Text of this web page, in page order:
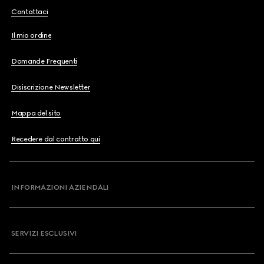
Contattaci
Il mio ordine
Domande Frequenti
Disiscrizione Newsletter
Mappa del sito
Recedere dal contratto qui
INFORMAZIONI AZIENDALI
SERVIZI ESCLUSIVI